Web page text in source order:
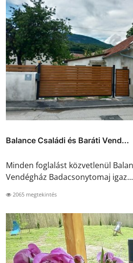
Balance Családi és Baráti Vend...
Minden foglalást közvetlenül
Vendégház Badacsonytomaj igaz...
2065 megtekintés